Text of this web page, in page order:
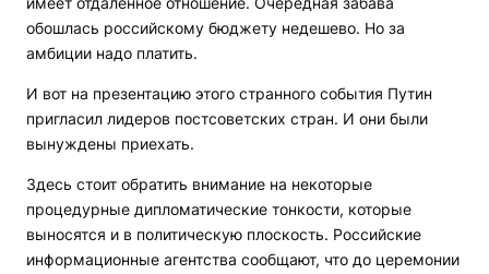
обошлась российскому бюджету недешево. Но за
амбиции надо платить.
И вот на презентацию этого странного события Путин
пригласил лидеров постсоветских стран. И они были
вынуждены приехать.
Здесь стоит обратить внимание на некоторые
процедурные дипломатические тонкости, которые
выносятся и в политическую плоскость. Российские
информационные агентства сообщают, что до церемонии